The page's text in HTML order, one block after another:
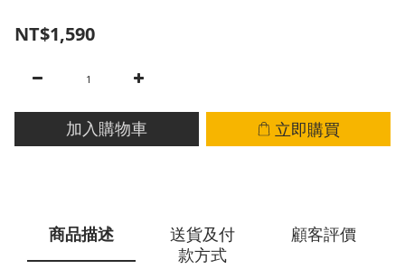
NT$1,590
加入購物車 立即購買
商品描述
送貨及付
款方式
顧客評價